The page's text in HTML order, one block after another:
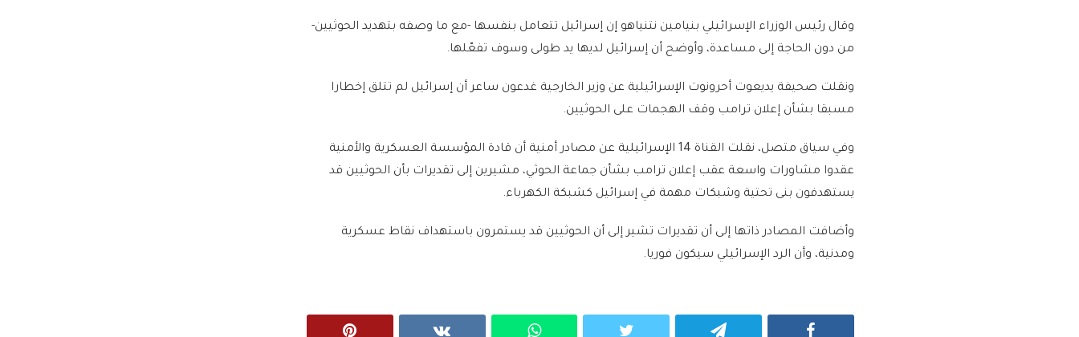
وقال رئيس الوزراء الإسرائيلي بنيامين نتنياهو إن إسرائيل تتعامل بنفسها -مع ما وصفه بتهديد الحوثيين-
من دون الحاجة إلى مساعدة، وأوضح أن إسرائيل لديها يد طولى وسوف تفعّلها.
ونقلت صحيفة يديعوت أحرونوت الإسرائيلية عن وزير الخارجية غدعون ساعر أن إسرائيل لم تتلق إخطارا
مسبقا بشأن إعلان ترامب وقف الهجمات على الحوثيين.
وفي سياق متصل، نقلت القناة 14 الإسرائيلية عن مصادر أمنية أن قادة المؤسسة العسكرية والأمنية
عقدوا مشاورات واسعة عقب إعلان ترامب بشأن جماعة الحوثي، مشيرين إلى تقديرات بأن الحوثيين قد
يستهدفون بنى تحتية وشبكات مهمة في إسرائيل كشبكة الكهرباء.
وأضافت المصادر ذاتها إلى أن تقديرات تشير إلى أن الحوثيين قد يستمرون باستهداف نقاط عسكرية
ومدنية، وأن الرد الإسرائيلي سيكون فوريا.